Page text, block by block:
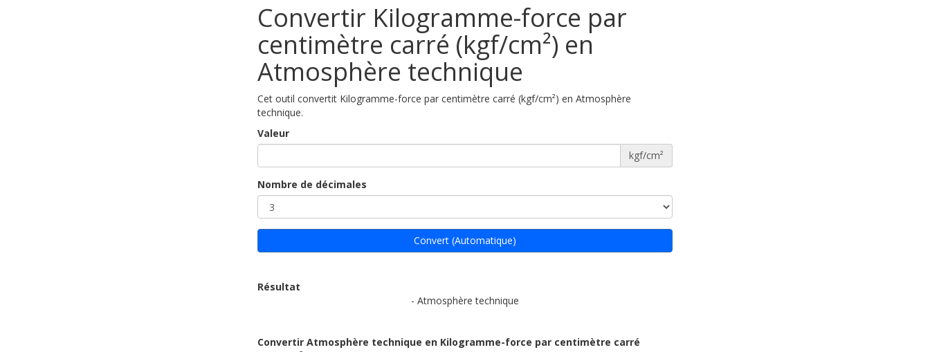
Convertir Kilogramme-force par
centimètre carré (kgf/cm²) en
Atmosphère technique
Cet outil convertit Kilogramme-force par centimètre carré (kgf/cm²) en Atmosphère
technique.
Valeur
kgf/cm²
Nombre de décimales
Convert (Automatique)
Résultat
- Atmosphère technique
Convertir Atmosphère technique en Kilogramme-force par centimètre carré